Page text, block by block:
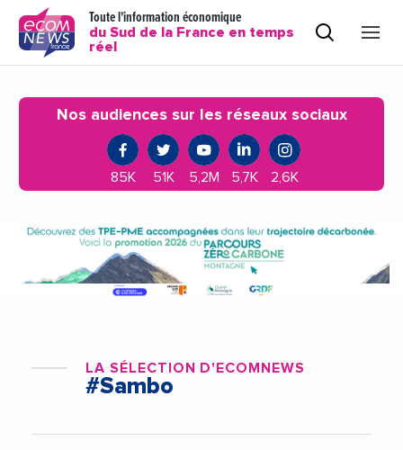
Toute l'information économique
du Sud de la France en temps
réel
Nos audiences sur les réseaux sociaux
85K 51K 5,2M 5,7K 2,6K
LA SÉLECTION D'ECOMNEWS
#Sambo